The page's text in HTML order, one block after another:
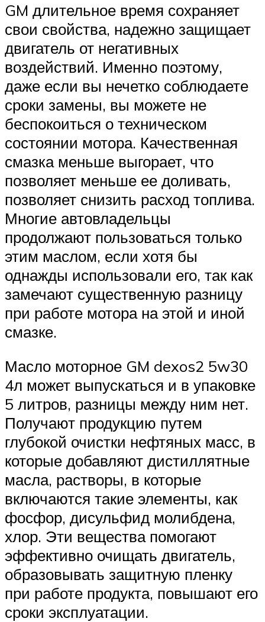
GM длительное время сохраняет
свои свойства, надежно защищает
двигатель от негативных
воздействий. Именно поэтому,
даже если вы нечетко соблюдаете
сроки замены, вы можете не
беспокоиться о техническом
состоянии мотора. Качественная
смазка меньше выгорает, что
позволяет меньше ее доливать,
позволяет снизить расход топлива.
Многие автовладельцы
продолжают пользоваться только
этим маслом, если хотя бы
однажды использовали его, так как
замечают существенную разницу
при работе мотора на этой и иной
смазке.
Масло моторное GM dexos2 5w30
4л может выпускаться и в упаковке
5 литров, разницы между ним нет.
Получают продукцию путем
глубокой очистки нефтяных масс, в
которые добавляют дистиллятные
масла, растворы, в которые
включаются такие элементы, как
фосфор, дисульфид молибдена,
хлор. Эти вещества помогают
эффективно очищать двигатель,
образовывать защитную пленку
при работе продукта, повышают его
сроки эксплуатации.